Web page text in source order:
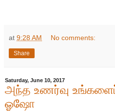
at 9:28 AM No comments:
Share
Saturday, June 10, 2017
அந்த உணர்வு
ஓஷோ